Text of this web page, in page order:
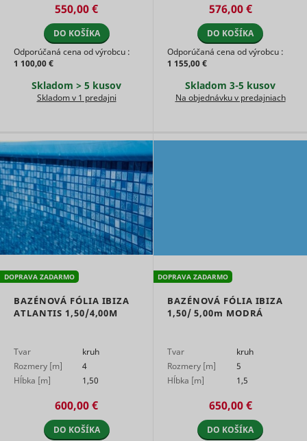
550,00 €
DO KOŠÍKA
Odporúčaná cena od výrobcu :
1 100,00 €
Skladom > 5 kusov
Skladom v 1 predajni
576,00 €
DO KOŠÍKA
Odporúčaná cena od výrobcu :
1 155,00 €
Skladom 3-5 kusov
Na objednávku v predajniach
DOPRAVA ZADARMO
BAZÉNOVÁ FÓLIA IBIZA
ATLANTIS 1,50/4,00M
Tvar
kruh
Rozmery [m]
4
Hĺbka [m]
1,50
600,00 €
DO KOŠÍKA
DOPRAVA ZADARMO
BAZÉNOVÁ FÓLIA IBIZA
1,50/5,00m MODRÁ
Tvar
kruh
Rozmery [m]
5
Hĺbka [m]
1,5
650,00 €
DO KOŠÍKA